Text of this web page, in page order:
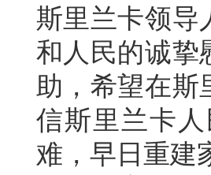
斯里兰卡领导
和人民的诚挚
助，希望在斯
信斯里兰卡
难，早日重建